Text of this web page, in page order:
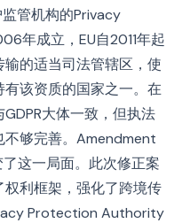
管机构的Privacy
年成立，EU自2011年起
的适当司法管辖区，使
该资质的国家之一。在
大体一致，但执法
不够完善。Amendment
这一局面。此次修正案
利框架，强化了跨境传
Protection Authority